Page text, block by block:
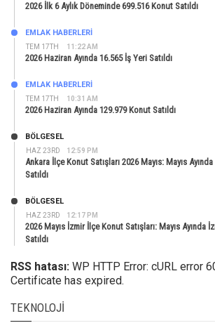
2026 İlk 6 Aylık Döneminde 699.516 Konut Satıldı
TEM 17TH 11:22 AM
EMLAK HABERLERI
2026 Haziran Ayında 16.565 İş Yeri Satıldı
TEM 17TH 10:31 AM
EMLAK HABERLERI
2026 Haziran Ayında 129.979 Konut Satıldı
HAZ 23RD 12:59 PM
BÖLGESEL
Ankara İlçe Konut Satışları 2026 Mayıs: Mayıs
Satıldı
HAZ 23RD 12:17 PM
BÖLGESEL
2026 Mayıs İzmir İlçe Konut Satışları: Mayıs Ayında
Satıldı
RSS hatası: WP HTTP Error: cURL error
Certificate has expired.
TEKNOLOJI